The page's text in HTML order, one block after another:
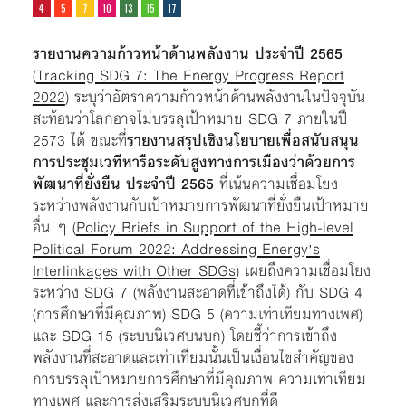
รายงานความก้าวหน้าด้านพลังงาน ประจำปี 2565
(Tracking SDG 7: The Energy Progress Report
2022) ระบุว่าอัตราความก้าวหน้าด้านพลังงานในปัจจุบัน
สะท้อนว่าโลกอาจไม่บรรลุเป้าหมาย SDG 7 ภายในปี
2573 ได้ ขณะที่รายงานสรุปเชิงนโยบายเพื่อสนับสนุน
การประชุมเวทีหารือระดับสูงทางการเมืองว่าด้วยการ
พัฒนาที่ยั่งยืน ประจำปี 2565ที่เน้นความเชื่อมโยง
ระหว่างพลังงานกับเป้าหมายการพัฒนาที่ยั่งยืนเป้าหมาย
อื่น ๆ (Policy Briefs in Support of the High-level
Political Forum 2022: Addressing Energy’s
Interlinkages with Other SDGs) เผยถึงความเชื่อมโยง
ระหว่าง SDG 7 (พลังงานสะอาดที่เข้าถึงได้) กับ SDG 4
(การศึกษาที่มีคุณภาพ) SDG 5 (ความเท่าเทียมทางเพศ)
และ SDG 15 (ระบบนิเวศบนบก) โดยชี้ว่าการเข้าถึง
พลังงานที่สะอาดและเท่าเทียมนั้นเป็นเงื่อนไขสำคัญของ
การบรรลุเป้าหมายการศึกษาที่มีคุณภาพ ความเท่าเทียม
ทางเพศ และการส่งเสริมระบบนิเวศบกที่ดี